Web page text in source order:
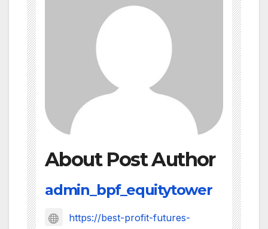
About Post Author
admin_bpf_equitytower
https://best-profit-futures-